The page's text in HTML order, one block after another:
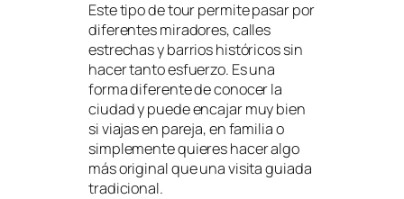
Este tipo de tour permite pasar por
diferentes miradores, calles
estrechas y barrios históricos sin
hacer tanto esfuerzo. Es una
forma diferente de conocer la
ciudad y puede encajar muy bien
si viajas en pareja, en familia o
simplemente quieres hacer algo
más original que una visita guiada
tradicional.